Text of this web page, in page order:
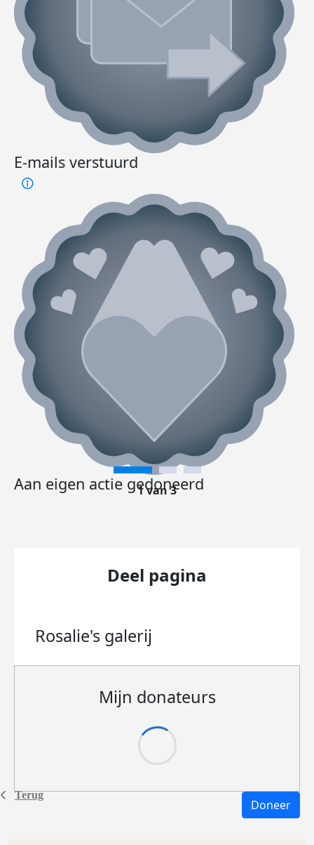
Terug
E-mails verstuurd
Aan eigen actie gedoneerd
1 van 3
Deel pagina
Rosalie's galerij
Mijn donateurs
Doneer